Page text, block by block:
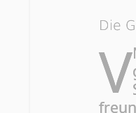
Die
V